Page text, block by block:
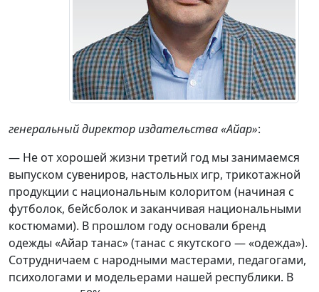
генеральный директор издательства «Айар»:
— Не от хорошей жизни третий год мы занимаемся
выпуском сувениров, настольных игр, трикотажной
продукции с национальным колоритом (начиная с
футболок, бейсболок и заканчивая национальными
костюмами). В прошлом году основали бренд
одежды «Айар танас» (танас с якутского — «одежда»).
Сотрудничаем с народными мастерами, педагогами,
психологами и модельерами нашей республики. В